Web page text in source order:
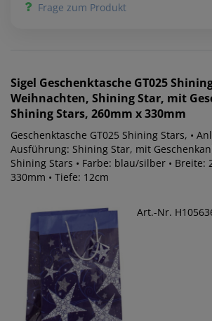
Frage zum Produkt
Sigel Geschenktasche GT025
Weihnachten, Shining Star, mit
Shining Stars, 260mm x 330mm
Geschenktasche GT025 Shining Stars, •
Ausführung: Shining Star, mit
Shining Stars • Farbe: blau/silber • Breite:
330mm • Tiefe: 12cm
Art.-Nr.